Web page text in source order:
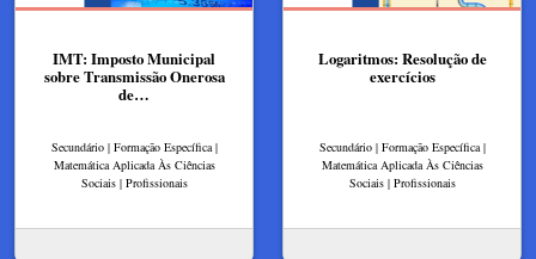
IMT: Imposto Municipal
sobre Transmissão Onerosa
de…
Secundário | Formação Específica |
Matemática Aplicada Às Ciências
Sociais | Profissionais
Logaritmos: Resolução de
exercícios
Secundário | Formação Específica |
Matemática Aplicada Às Ciências
Sociais | Profissionais